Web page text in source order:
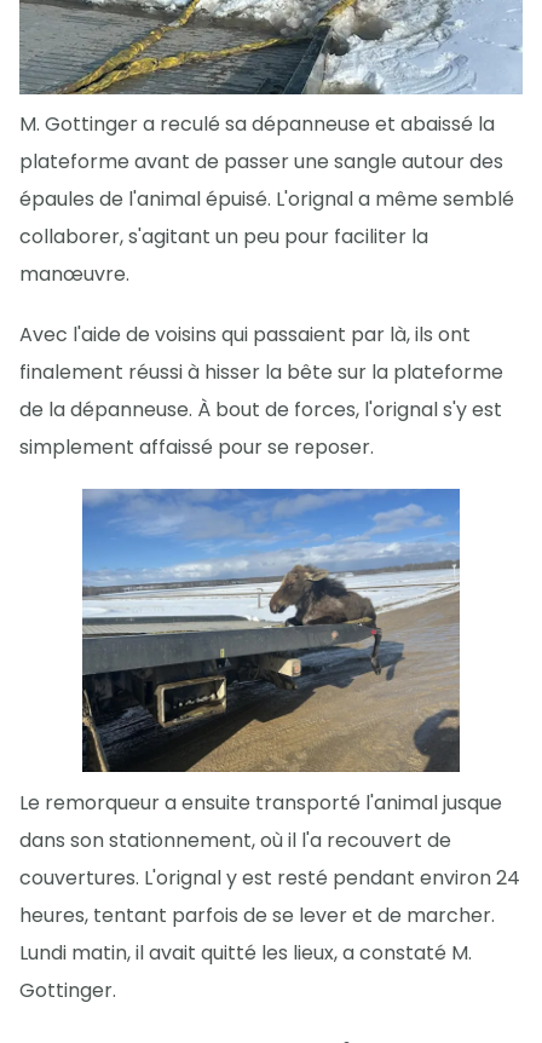
M. Gottinger a reculé sa dépanneuse et abaissé la
plateforme avant de passer une sangle autour des
épaules de l'animal épuisé. L'orignal a même semblé
collaborer, s'agitant un peu pour faciliter la
manœuvre.
Avec l'aide de voisins qui passaient par là, ils ont
finalement réussi à hisser la bête sur la plateforme
de la dépanneuse. À bout de forces, l'orignal s'y est
simplement affaissé pour se reposer.
Le remorqueur a ensuite transporté l'animal jusque
dans son stationnement, où il l'a recouvert de
couvertures. L'orignal y est resté pendant environ 24
heures, tentant parfois de se lever et de marcher.
Lundi matin, il avait quitté les lieux, a constaté M.
Gottinger.